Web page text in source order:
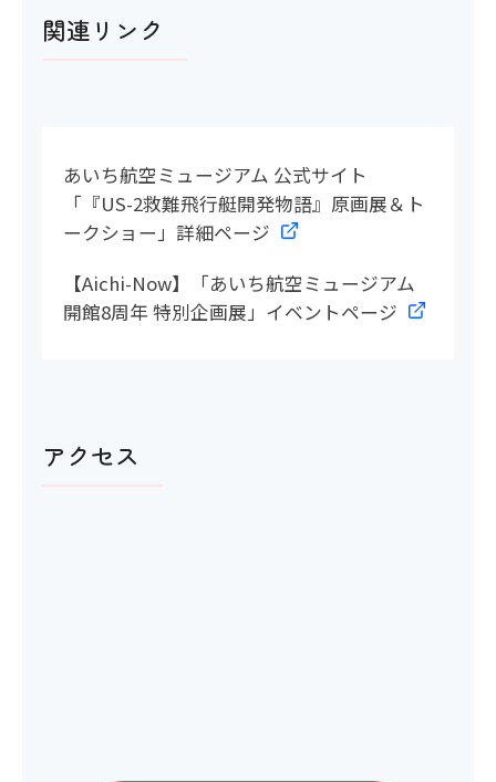
関連リンク
あいち航空ミュージアム 公式サイト
「『US-2救難飛行艇開発物語』原画展＆ト
ークショー」詳細ページ
【Aichi-Now】「あいち航空ミュージアム
開館8周年 特別企画展」イベントページ
アクセス